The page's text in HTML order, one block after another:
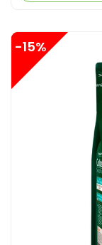
-15%